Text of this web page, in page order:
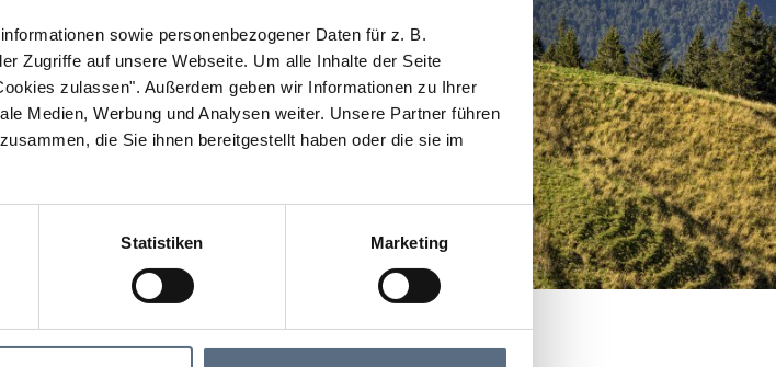
sowie personenbezogener Daten für z. B.
Zugriffe auf unsere Webseite. Um alle Inhalte der Seite
zulassen". Außerdem geben wir Informationen zu Ihrer
Medien, Werbung und Analysen weiter. Unsere Partner führen
die Sie ihnen bereitgestellt haben oder die sie im
Statistiken Marketing